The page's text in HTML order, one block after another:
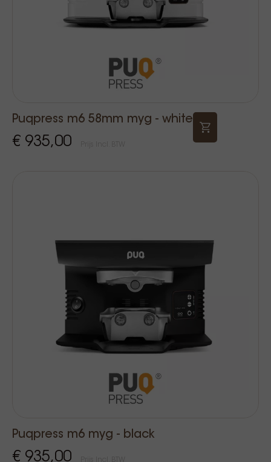
Puqpress m6 58mm myg - white
€ 935,00
Puqpress m6 myg - black
€ 935,00